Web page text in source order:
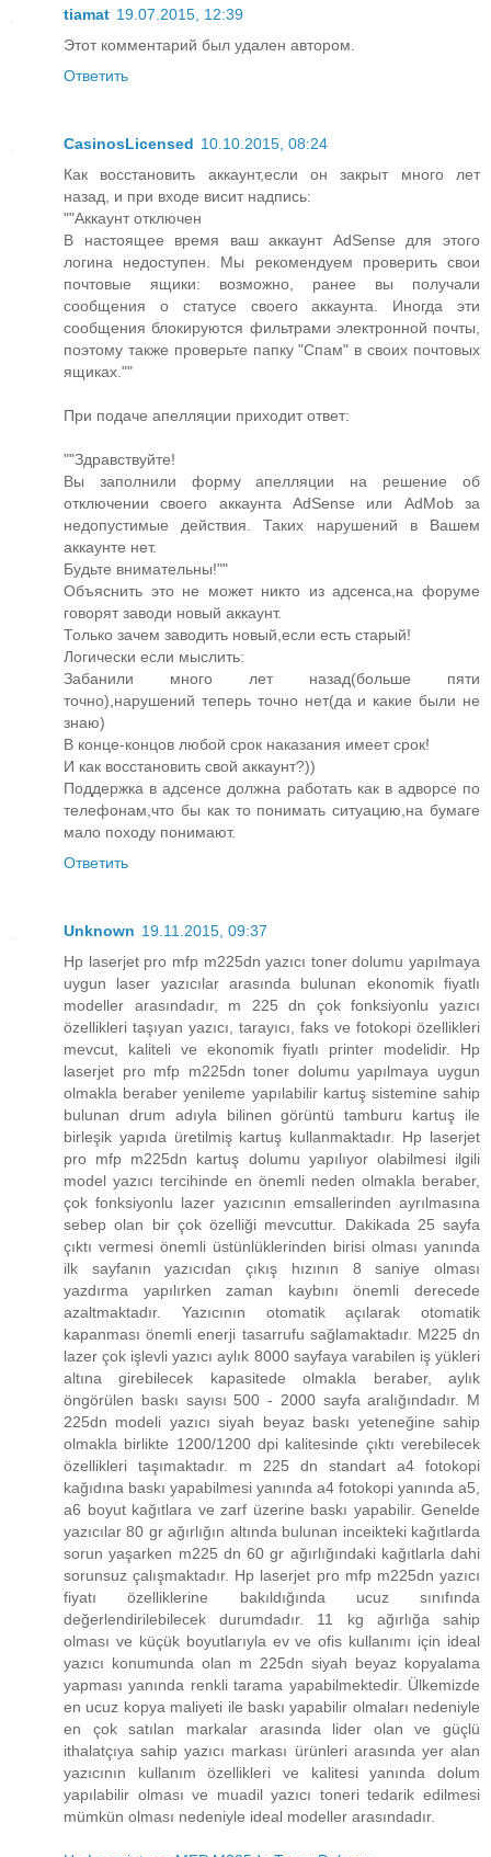
tiamat 19.07.2015, 12:39
Этот комментарий был удален автором.
Ответить
CasinosLicensed 10.10.2015, 08:24
Как восстановить аккаунт,если он закрыт много лет
назад, и при входе висит надпись:
""Аккаунт отключен
В настоящее время ваш аккаунт AdSense для этого
логина недоступен. Мы рекомендуем проверить свои
почтовые ящики: возможно, ранее вы получали
сообщения о статусе своего аккаунта. Иногда эти
сообщения блокируются фильтрами электронной почты,
поэтому также проверьте папку "Спам" в своих почтовых
ящиках.""
При подаче апелляции приходит ответ:
""Здравствуйте!
Вы заполнили форму апелляции на решение об
отключении своего аккаунта AdSense или AdMob за
недопустимые действия. Таких нарушений в Вашем
аккаунте нет.
Будьте внимательны!""
Объяснить это не может никто из адсенса,на форуме
говорят заводи новый аккаунт.
Только зачем заводить новый,если есть старый!
Логически если мыслить:
Забанили много лет назад(больше пяти
точно),нарушений теперь точно нет(да и какие были не
знаю)
В конце-концов любой срок наказания имеет срок!
И как восстановить свой аккаунт?))
Поддержка в адсенсе должна работать как в адворсе по
телефонам,что бы как то понимать ситуацию,на бумаге
мало походу понимают.
Ответить
Unknown 19.11.2015, 09:37
Hp laserjet pro mfp m225dn yazıcı toner dolumu yapılmaya
uygun laser yazıcılar arasında bulunan ekonomik fiyatlı
modeller arasındadır, m 225 dn çok fonksiyonlu yazıcı
özellikleri taşıyan yazıcı, tarayıcı, faks ve fotokopi özellikleri
mevcut, kaliteli ve ekonomik fiyatlı printer modelidir. Hp
laserjet pro mfp m225dn toner dolumu yapılmaya uygun
olmakla beraber yenileme yapılabilir kartuş sistemine sahip
bulunan drum adıyla bilinen görüntü tamburu kartuş ile
birleşik yapıda üretilmiş kartuş kullanmaktadır. Hp laserjet
pro mfp m225dn kartuş dolumu yapılıyor olabilmesi ilgili
model yazıcı tercihinde en önemli neden olmakla beraber,
çok fonksiyonlu lazer yazıcının emsallerinden ayrılmasına
sebep olan bir çok özelliği mevcuttur. Dakikada 25 sayfa
çıktı vermesi önemli üstünlüklerinden birisi olması yanında
ilk sayfanın yazıcıdan çıkış hızının 8 saniye olması
yazdırma yapılırken zaman kaybını önemli derecede
azaltmaktadır. Yazıcının otomatik açılarak otomatik
kapanması önemli enerji tasarrufu sağlamaktadır. M225 dn
lazer çok işlevli yazıcı aylık 8000 sayfaya varabilen iş yükleri
altına girebilecek kapasitede olmakla beraber, aylık
öngörülen baskı sayısı 500 - 2000 sayfa aralığındadır. M
225dn modeli yazıcı siyah beyaz baskı yeteneğine sahip
olmakla birlikte 1200/1200 dpi kalitesinde çıktı verebilecek
özellikleri taşımaktadır. m 225 dn standart a4 fotokopi
kağıdına baskı yapabilmesi yanında a4 fotokopi yanında a5,
a6 boyut kağıtlara ve zarf üzerine baskı yapabilir. Genelde
yazıcılar 80 gr ağırlığın altında bulunan inceikteki kağıtlarda
sorun yaşarken m225 dn 60 gr ağırlığındaki kağıtlarla dahi
sorunsuz çalışmaktadır. Hp laserjet pro mfp m225dn yazıcı
fiyatı özelliklerine bakıldığında ucuz sınıfında
değerlendirilebilecek durumdadır. 11 kg ağırlığa sahip
olması ve küçük boyutlarıyla ev ve ofis kullanımı için ideal
yazıcı konumunda olan m 225dn siyah beyaz kopyalama
yapması yanında renkli tarama yapabilmektedir. Ülkemizde
en ucuz kopya maliyeti ile baskı yapabilir olmaları nedeniyle
en çok satılan markalar arasında lider olan ve güçlü
ithalatçıya sahip yazıcı markası ürünleri arasında yer alan
yazıcının kullanım özellikleri ve kalitesi yanında dolum
yapılabilir olması ve muadil yazıcı toneri tedarik edilmesi
mümkün olması nedeniyle ideal modeller arasındadır.